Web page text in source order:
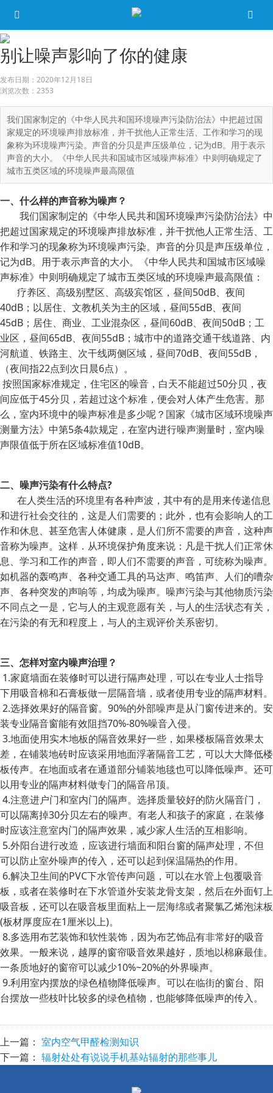
别让噪声影响了你的健康
发布日期： 2020年12月18日
浏览次数： 2353
我们国家制定的《中华人民共和国环境噪声污染防治法》中把超过国
家规定的环境噪声排放标准，并干扰他人正常生活、工作和学习的现
象称为环境噪声污染。声音的分贝是声压级单位，记为dB。用于表示
声音的大小。《中华人民共和国城市区域噪声标准》中则明确规定了
城市五类区域的环境噪声最高限值
一、什么样的声音称为噪声？
我们国家制定的《中华人民共和国环境噪声污染防治法》中
把超过国家规定的环境噪声排放标准，并干扰他人正常生活、工
作和学习的现象称为环境噪声污染。声音的分贝是声压级单位，
记为dB。用于表示声音的大小。《中华人民共和国城市区域噪
声标准》中则明确规定了城市五类区域的环境噪声最高限值：
疗养区、高级别墅区、高级宾馆区，昼间50dB、夜间
40dB；以居住、文教机关为主的区域，昼间55dB、夜间
45dB；居住、商业、工业混杂区，昼间60dB、夜间50dB；工
业区，昼间65dB、夜间55dB；城市中的道路交通干线道路、内
河航道、铁路主、次干线两侧区域，昼间70dB、夜间55dB，
（夜间指22点到次日晨6点）。
按照国家标准规定，住宅区的噪音，白天不能超过50分贝，夜
间应低于45分贝，若超过这个标准，便会对人体产生危害。那
么，室内环境中的噪声标准是多少呢？国家《城市区域环境噪声
测量方法》中第5条4款规定，在室内进行噪声测量时，室内噪
声限值低于所在区域标准值10dB。
二、噪声污染有什么特点?
在人类生活的环境里有各种声波，其中有的是用来传递信息
和进行社会交往的，这是人们需要的；此外，也有会影响人的工
作和休息、甚至危害人体健康，是人们所不需要的声音，这种声
音称为噪声。这样．从环境保护角度来说：凡是干扰人们正常休
息、学习和工作的声音，即人们不需要的声音，可统称为噪声。
如机器的轰鸣声、各种交通工具的马达声、鸣笛声、人们的嘈杂
声、各种突发的声响等，均成为噪声。噪声污染与其他物质污染
不同点之一是，它与人的主观意愿有关，与人的生活状态有关，
在污染的有无和程度上，与人的主观评价关系密切。
三、怎样对室内噪声治理？
1.家庭墙面在装修时可以进行隔声处理，可以在专业人士指导
下用吸音棉和石膏板做一层隔音墙，或者使用专业的隔声材料。
2.选择效果好的隔音窗。90%的外部噪声是从门窗传进来的。安
装专业隔音窗能有效阻挡70%-80%噪音入侵。
3.地面使用实木地板的隔音效果好一些，如果楼板隔音效果太
差，在铺装地砖时应该采用地面浮著隔音工艺，可以大大降低楼
板传声。在地面或者在通道部分铺装地毯也可以降低噪声。还可
以用专业的隔声材料做专门的隔音吊顶。
4.注意进户门和室内门的隔声。选择质量较好的防火隔音门，
可以隔离掉30分贝左右的噪声。有老人和孩子的家庭，在装修
时应该注意室内门的隔声效果，减少家人生活的互相影响。
5.外阳台进行改造，应该进行墙面和阳台窗的隔声处理，不但
可以防止室外噪声的传入，还可以起到保温隔热的作用。
6.解决卫生间的PVC下水管传声问题，可以在水管上包覆吸音
板，或者在装修时在下水管道外安装龙骨支架，然后在外面钉上
吸音板，还可以在吸音板里面粘上一层海绵或者聚氯乙烯泡沫板
(板材厚度应在1厘米以上)。
8.多选用布艺装饰和软性装饰，因为布艺饰品有非常好的吸音
效果。一般来说，越厚的窗帘吸音效果越好，质地以棉麻最佳。
一条质地好的窗帘可以减少10%~20%的外界噪声。
9.利用室内摆放的绿色植物降低噪声。可以在临街的窗台、阳
台摆放一些枝叶比较多的绿色植物，也能够降低噪声的传入。
上一篇： 室内空气甲醛检测知识
下一篇： 辐射处处有说说手机基站辐射的那些事儿